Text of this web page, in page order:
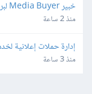
TikTok
منذ 2 ساعة
إدارة حملات إعلانية
منذ 3 ساعة